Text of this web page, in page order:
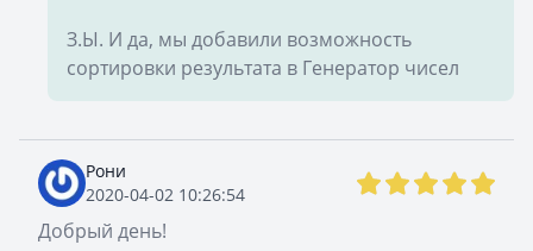
З.Ы. И да, мы добавили возможность
сортировки результата в Генератор чисел
Рони
2020-04-02 10:26:54
Добрый день!